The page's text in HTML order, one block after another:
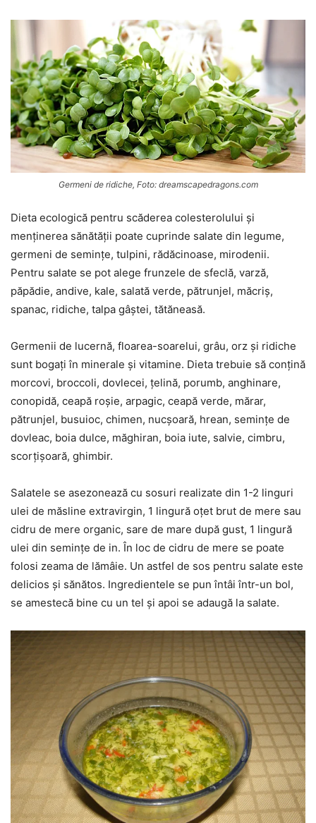
Germeni de ridiche, Foto: dreamscapedragons.com
Dieta ecologică pentru scăderea colesterolului și
menținerea sănătății poate cuprinde salate din legume,
germeni de semințe, tulpini, rădăcinoase, mirodenii.
Pentru salate se pot alege frunzele de sfeclă, varză,
păpădie, andive, kale, salată verde, pătrunjel, măcriș,
spanac, ridiche, talpa gâștei, tătăneasă.
Germenii de lucernă, floarea-soarelui, grâu, orz și ridiche
sunt bogați în minerale și vitamine. Dieta trebuie să conțină
morcovi, broccoli, dovlecei, țelină, porumb, anghinare,
conopidă, ceapă roșie, arpagic, ceapă verde, mărar,
pătrunjel, busuioc, chimen, nucșoară, hrean, semințe de
dovleac, boia dulce, măghiran, boia iute, salvie, cimbru,
scorțișoară, ghimbir.
Salatele se asezonează cu sosuri realizate din 1-2 linguri
ulei de măsline extravirgin, 1 lingură oțet brut de mere sau
cidru de mere organic, sare de mare după gust, 1 lingură
ulei din semințe de in. În loc de cidru de mere se poate
folosi zeama de lămâie. Un astfel de sos pentru salate este
delicios și sănătos. Ingredientele se pun întâi într-un bol,
se amestecă bine cu un tel și apoi se adaugă la salate.